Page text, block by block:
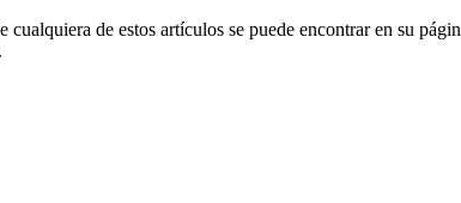
de estos artículos se puede encontrar en su